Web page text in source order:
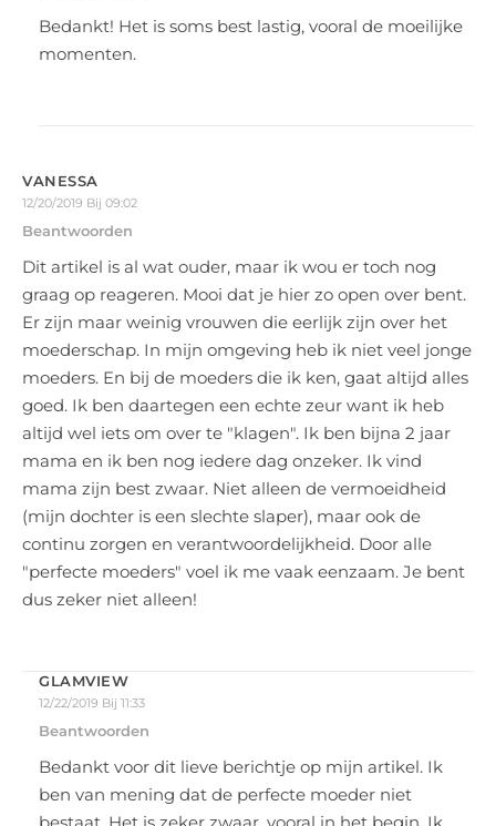
Bedankt! Het is soms best lastig, vooral de moeilijke
momenten.
VANESSA
12/20/2019 Bij 09:02
Beantwoorden
Dit artikel is al wat ouder, maar ik wou er toch nog
graag op reageren. Mooi dat je hier zo open over bent.
Er zijn maar weinig vrouwen die eerlijk zijn over het
moederschap. In mijn omgeving heb ik niet veel jonge
moeders. En bij de moeders die ik ken, gaat altijd alles
goed. Ik ben daartegen een echte zeur want ik heb
altijd wel iets om over te "klagen". Ik ben bijna 2 jaar
mama en ik ben nog iedere dag onzeker. Ik vind
mama zijn best zwaar. Niet alleen de vermoeidheid
(mijn dochter is een slechte slaper), maar ook de
continu zorgen en verantwoordelijkheid. Door alle
"perfecte moeders" voel ik me vaak eenzaam. Je bent
dus zeker niet alleen!
GLAMVIEW
12/22/2019 Bij 11:33
Beantwoorden
Bedankt voor dit lieve berichtje op mijn artikel. Ik
ben van mening dat de perfecte moeder niet
bestaat. Het is zeker zwaar, vooral in het begin. Ik